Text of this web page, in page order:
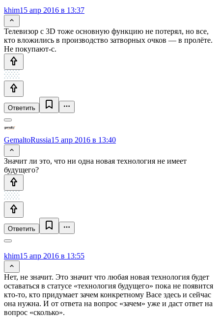
khim15 апр 2016 в 13:37
Телевизор с 3D тоже основную функцию не потерял, но все,
кто вложились в производство затворных очков — в пролёте.
Не покупают-с.
Ответить
GemaltoRussia15 апр 2016 в 13:40
Значит ли это, что ни одна новая технология не имеет
будущего?
Ответить
khim15 апр 2016 в 13:55
Нет, не значит. Это значит что любая новая технология будет
оставаться в статусе «технология будущего» пока не появится
кто-то, кто придумает зачем конкретному Васе здесь и сейчас
она нужна. И от ответа на вопрос «зачем» уже и даст ответ на
вопрос «сколько».